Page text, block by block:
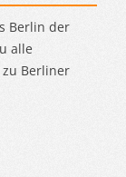
Berlin der
alle
Berliner